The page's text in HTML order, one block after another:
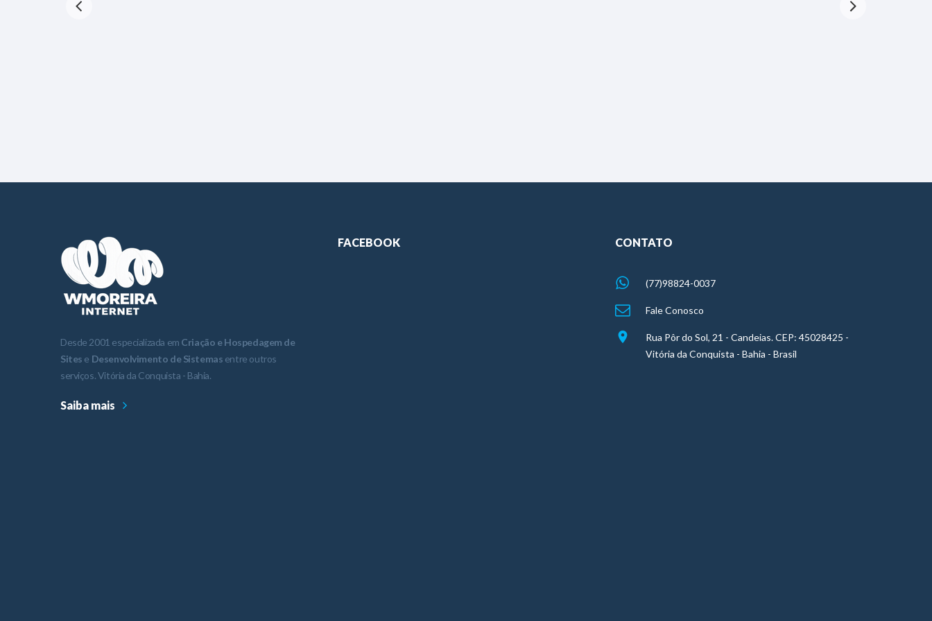
Desde 2001 especializada em Criação e Hospedagem de
Sites e Desenvolvimento de Sistemas entre outros
serviços. Vitória da Conquista - Bahia.
Saiba mais
FACEBOOK CONTATO
(77)98824-0037
Fale Conosco
Rua Pôr do Sol, 21 - Candeias. CEP: 45028425 -
Vitória da Conquista - Bahia - Brasil